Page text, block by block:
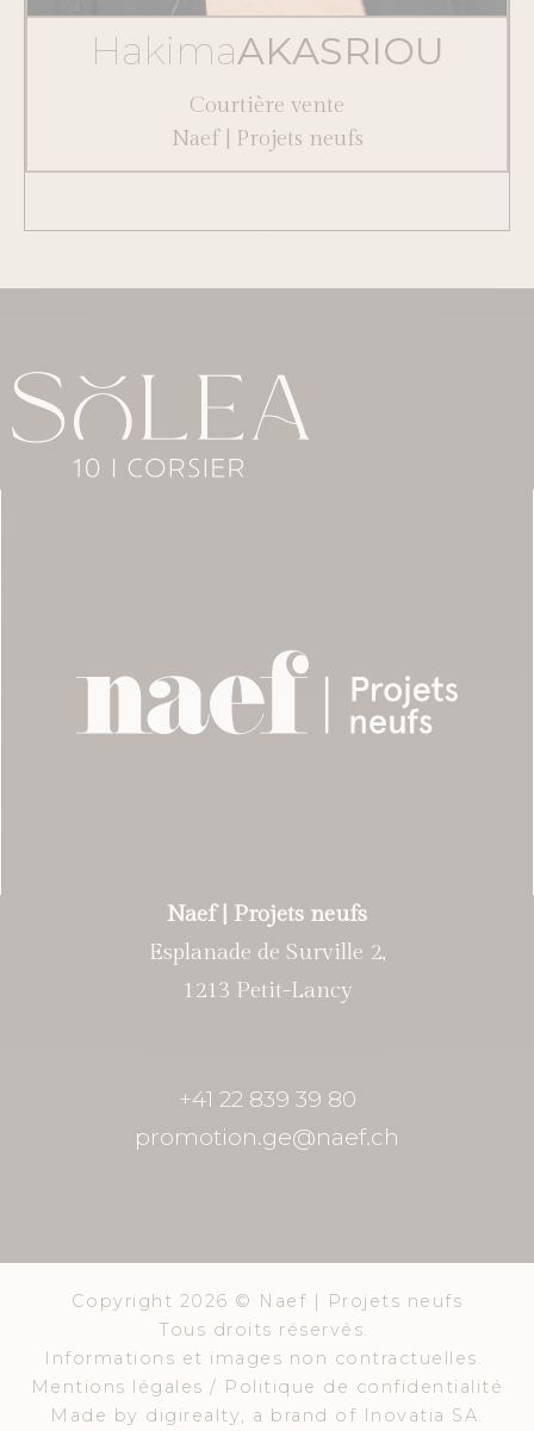
HakimaAKASRIOU
Courtière vente
Naef | Projets neufs
Naef | Projets neufs
Esplanade de Surville 2,
1213 Petit-Lancy
+41 22 839 39 80
promotion.ge@naef.ch
Copyright 2026 © Naef | Projets neufs
Tous droits réservés.
Informations et images non contractuelles.
Mentions légales / Politique de confidentialité
Made by digirealty, a brand of Inovatia SA.